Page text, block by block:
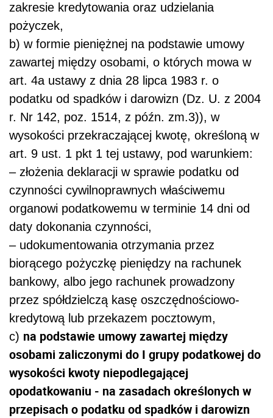
zakresie kredytowania oraz udzielania
pożyczek,
b) w formie pieniężnej na podstawie umowy
zawartej między osobami, o których mowa w
art. 4a ustawy z dnia 28 lipca 1983 r. o
podatku od spadków i darowizn (Dz. U. z 2004
r. Nr 142, poz. 1514, z późn. zm.3)), w
wysokości przekraczającej kwotę, określoną w
art. 9 ust. 1 pkt 1 tej ustawy, pod warunkiem:
– złożenia deklaracji w sprawie podatku od
czynności cywilnoprawnych właściwemu
organowi podatkowemu w terminie 14 dni od
daty dokonania czynności,
– udokumentowania otrzymania przez
biorącego pożyczkę pieniędzy na rachunek
bankowy, albo jego rachunek prowadzony
przez spółdzielczą kasę oszczędnościowo-
kredytową lub przekazem pocztowym,
c) na podstawie umowy zawartej między
osobami zaliczonymi do I grupy podatkowej do
wysokości kwoty niepodlegającej
opodatkowaniu - na zasadach określonych w
przepisach o podatku od spadków i darowizn